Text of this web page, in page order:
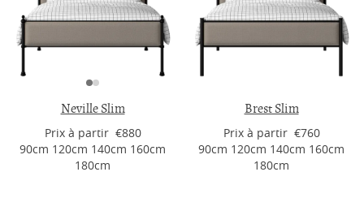
Neville Slim
Prix ​​à partir €880
90cm 120cm 140cm 160cm
180cm
Brest Slim
Prix ​​à partir €760
90cm 120cm 140cm 160cm
180cm